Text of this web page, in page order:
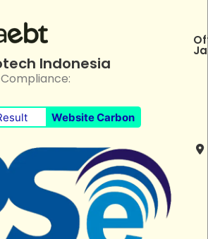
Indonesia
Website Carbon